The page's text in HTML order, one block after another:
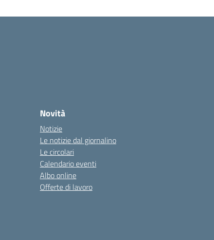
Novità
Notizie
Le notizie dal giornalino
Le circolari
Calendario eventi
Albo online
Offerte di lavoro